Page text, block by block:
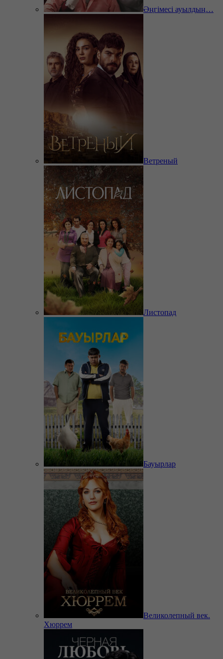
Әңгімесі ауылдың…
Ветреный
Листопад
Бауырлар
Великолепный век.
Хюррем